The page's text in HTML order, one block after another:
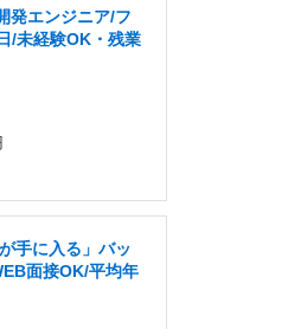
発エンジニア/フ
/未経験OK・残業
手に入る」バッ
面接OK/平均年